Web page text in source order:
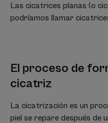
Las cicatrices planas (o
podríamos llamar
El proceso de
cicatriz
La cicatrización es un
piel se repare después de